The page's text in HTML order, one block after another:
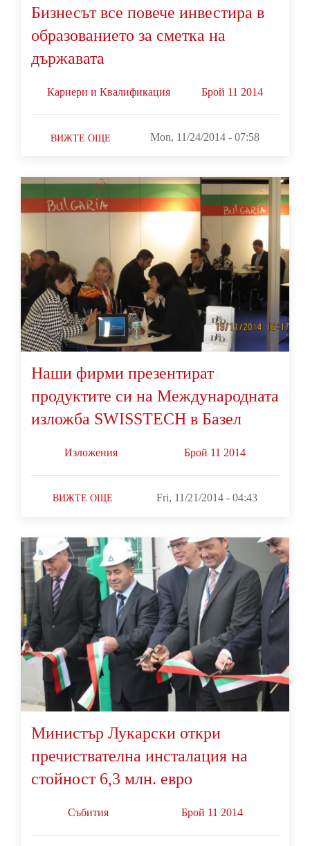
Бизнесът все повече инвестира в
образованието за сметка на
държавата
Кариери и Квалификация Брой 11 2014
ВИЖТЕ ОЩЕ Mon, 11/24/2014 - 07:58
Наши фирми презентират
продуктите си на Международната
изложба SWISSTECH в Базел
Изложения Брой 11 2014
ВИЖТЕ ОЩЕ Fri, 11/21/2014 - 04:43
Министър Лукарски откри
пречиствателна инсталация на
стойност 6,3 млн. евро
Събития Брой 11 2014